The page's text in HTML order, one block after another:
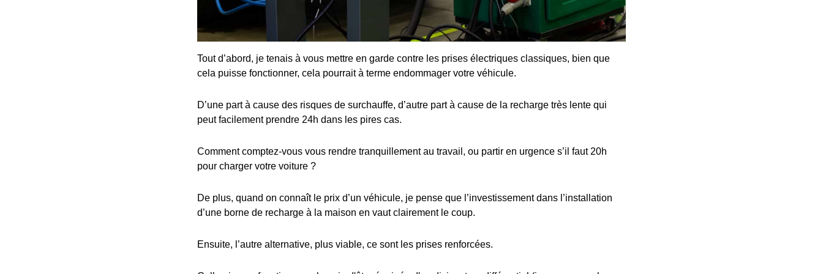
Tout d’abord, je tenais à vous mettre en garde contre les prises électriques classiques, bien que
cela puisse fonctionner, cela pourrait à terme endommager votre véhicule.
D’une part à cause des risques de surchauffe, d’autre part à cause de la recharge très lente qui
peut facilement prendre 24h dans les pires cas.
Comment comptez-vous vous rendre tranquillement au travail, ou partir en urgence s’il faut 20h
pour charger votre voiture ?
De plus, quand on connaît le prix d’un véhicule, je pense que l’investissement dans l’installation
d’une borne de recharge à la maison en vaut clairement le coup.
Ensuite, l’autre alternative, plus viable, ce sont les prises renforcées.